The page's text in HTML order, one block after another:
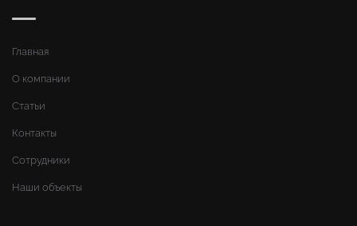
Главная
О компании
Статьи
Контакты
Сотрудники
Наши объекты